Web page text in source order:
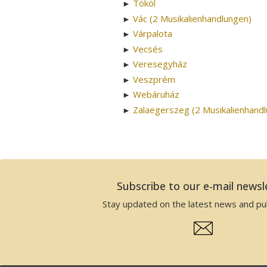
► Tököl
► Vác (2 Musikalienhandlungen)
► Várpalota
► Vecsés
► Veresegyház
► Veszprém
► Webáruház
► Zalaegerszeg (2
Subscribe to our e-mail
Stay updated on the latest news and